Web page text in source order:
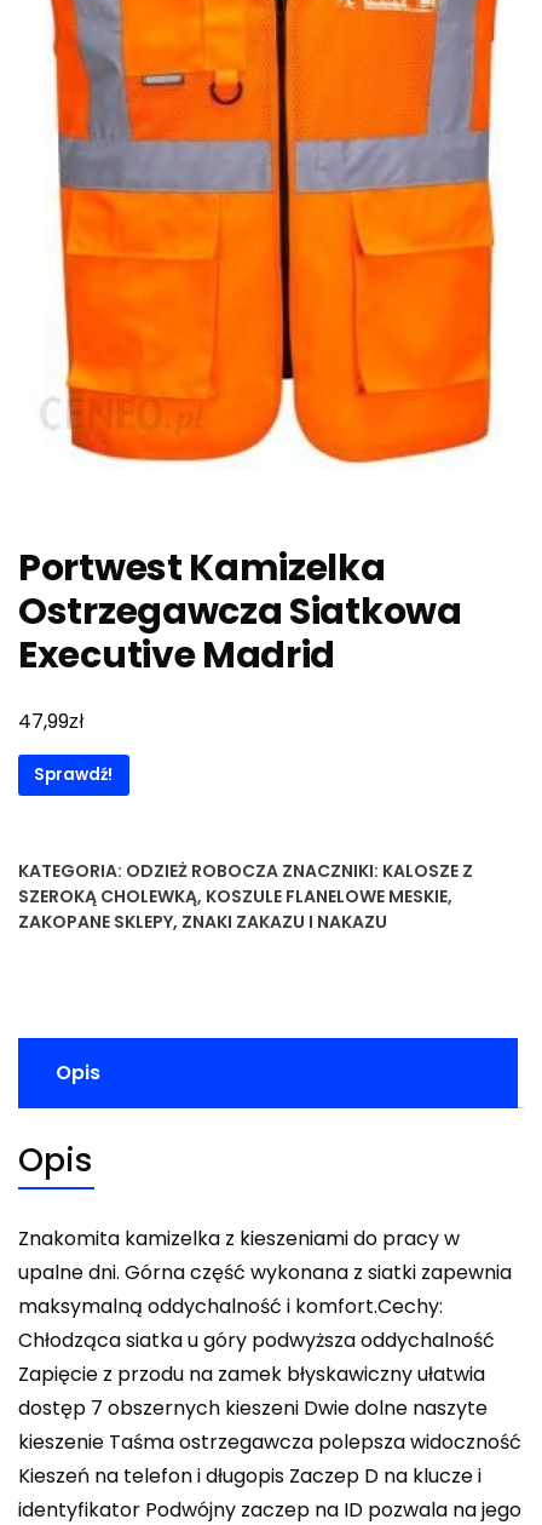
Portwest Kamizelka
Ostrzegawcza Siatkowa
Executive Madrid
47,99zł
Sprawdź!
KATEGORIA: ODZIEŻ ROBOCZA ZNACZNIKI: KALOSZE Z
SZEROKĄ CHOLEWKĄ, KOSZULE FLANELOWE MESKIE,
ZAKOPANE SKLEPY, ZNAKI ZAKAZU I NAKAZU
Opis
Opis
Znakomita kamizelka z kieszeniami do pracy w
upalne dni. Górna część wykonana z siatki zapewnia
maksymalną oddychalność i komfort.Cechy:
Chłodząca siatka u góry podwyższa oddychalność
Zapięcie z przodu na zamek błyskawiczny ułatwia
dostęp 7 obszernych kieszeni Dwie dolne naszyte
kieszenie Taśma ostrzegawcza polepsza widoczność
Kieszeń na telefon i długopis Zaczep D na klucze i
identyfikator Podwójny zaczep na ID pozwala na jego